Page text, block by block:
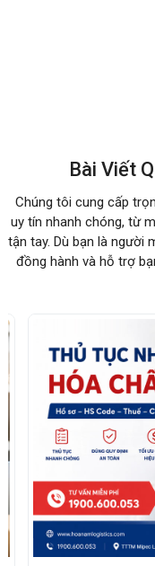
Bài Viết
Chúng tôi cung cấp
uy tín nhanh chóng, từ
tận tay. Dù bạn là người
đồng hành và hỗ trợ